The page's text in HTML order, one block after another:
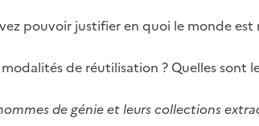
pouvoir justifier en quoi le monde
de réutilisation ? Quelles sont
de génie et leurs collections